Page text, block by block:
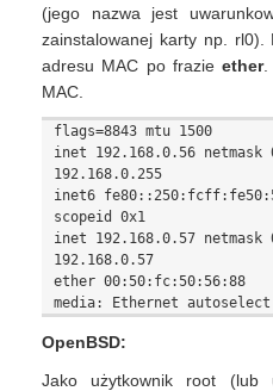
(jego nazwa jest
zainstalowanej karty np. rl0).
adresu MAC po frazieether.
MAC.
flags=8843 mtu 1500
inet 192.168.0.56
192.168.0.255
inet6
scopeid 0x1
inet 192.168.0.57
192.168.0.57
ether 00:50:fc:50:56:88
media: Ethernet autoselect
OpenBSD:
Jako użytkownik root (lub